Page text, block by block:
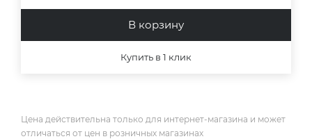
В корзину
Купить в 1 клик
Цена действительна только для интернет-магазина и может
отличаться от цен в розничных магазинах